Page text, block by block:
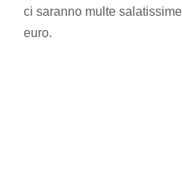
ci saranno multe
euro.